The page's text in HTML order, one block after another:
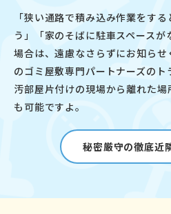
「狭い通路で積み込み作業をす
う」「家のそばに駐車スペース
場合は、遠慮なさらずにお知ら
のゴミ屋敷専門パートナーズのト
汚部屋片付けの現場から離れた
も可能ですよ。
秘密厳守の徹底近